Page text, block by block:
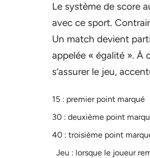
Le système de score
avec ce sport.
Un match devient
appelée « égalité ».
s’assurer le jeu,
15 : premier point marqué
30 : deuxième point
40 : troisième point
Jeu : lorsque le joueur